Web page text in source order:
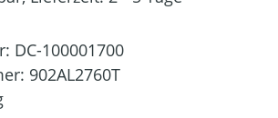
DC-100001700
902AL2760T